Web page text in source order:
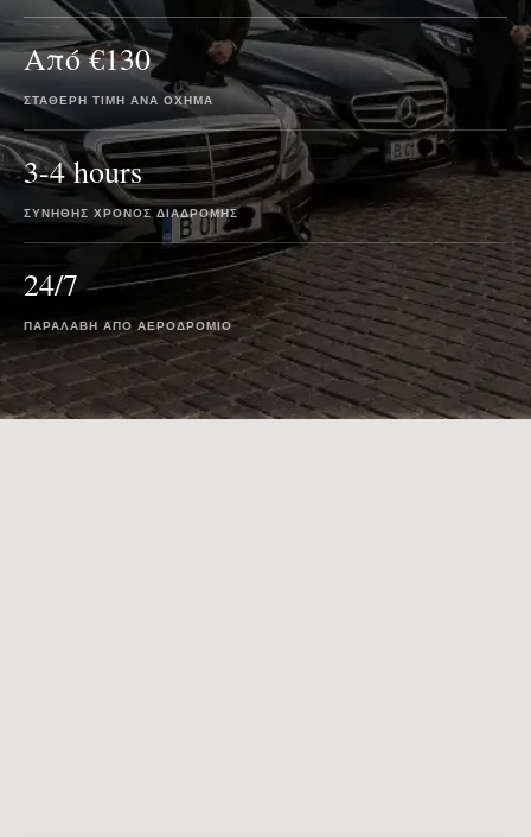
Από €130
ΣΤΑΘΕΡΉ ΤΙΜΉ ΑΝΆ ΌΧΗΜΑ
3-4 hours
ΣΥΝΉΘΗΣ ΧΡΌΝΟΣ ΔΙΑΔΡΟΜΉΣ
24/7
ΠΑΡΑΛΑΒΉ ΑΠΌ ΑΕΡΟΔΡΌΜΙΟ